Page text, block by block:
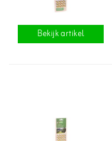
Bekijk artikel